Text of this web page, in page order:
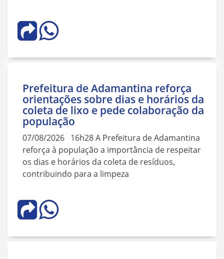
Prefeitura de Adamantina reforça
orientações sobre dias e horários da
coleta de lixo e pede colaboração da
população
07/08/2026 16h28 A Prefeitura de Adamantina
reforça à população a importância de respeitar
os dias e horários da coleta de resíduos,
contribuindo para a limpeza